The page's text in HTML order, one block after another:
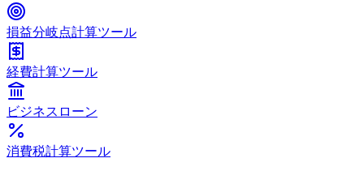
損益分岐点計算ツール
経費計算ツール
ビジネスローン
消費税計算ツール